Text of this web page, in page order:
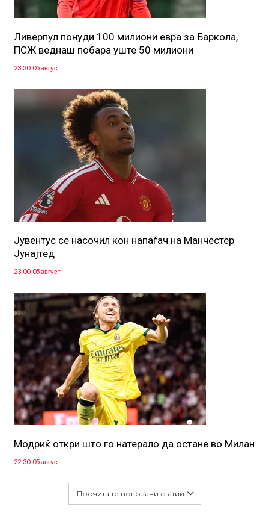
Ливерпул понуди 100 милиони евра за Баркола,
ПСЖ веднаш побара уште 50 милиони
23:30, 05 август
Јувентус се насочил кон напаѓач на Манчестер
Јунајтед
23:00, 05 август
Модриќ откри што го натерало да остане во Милан
22:30, 05 август
Прочитајте поврзани статии